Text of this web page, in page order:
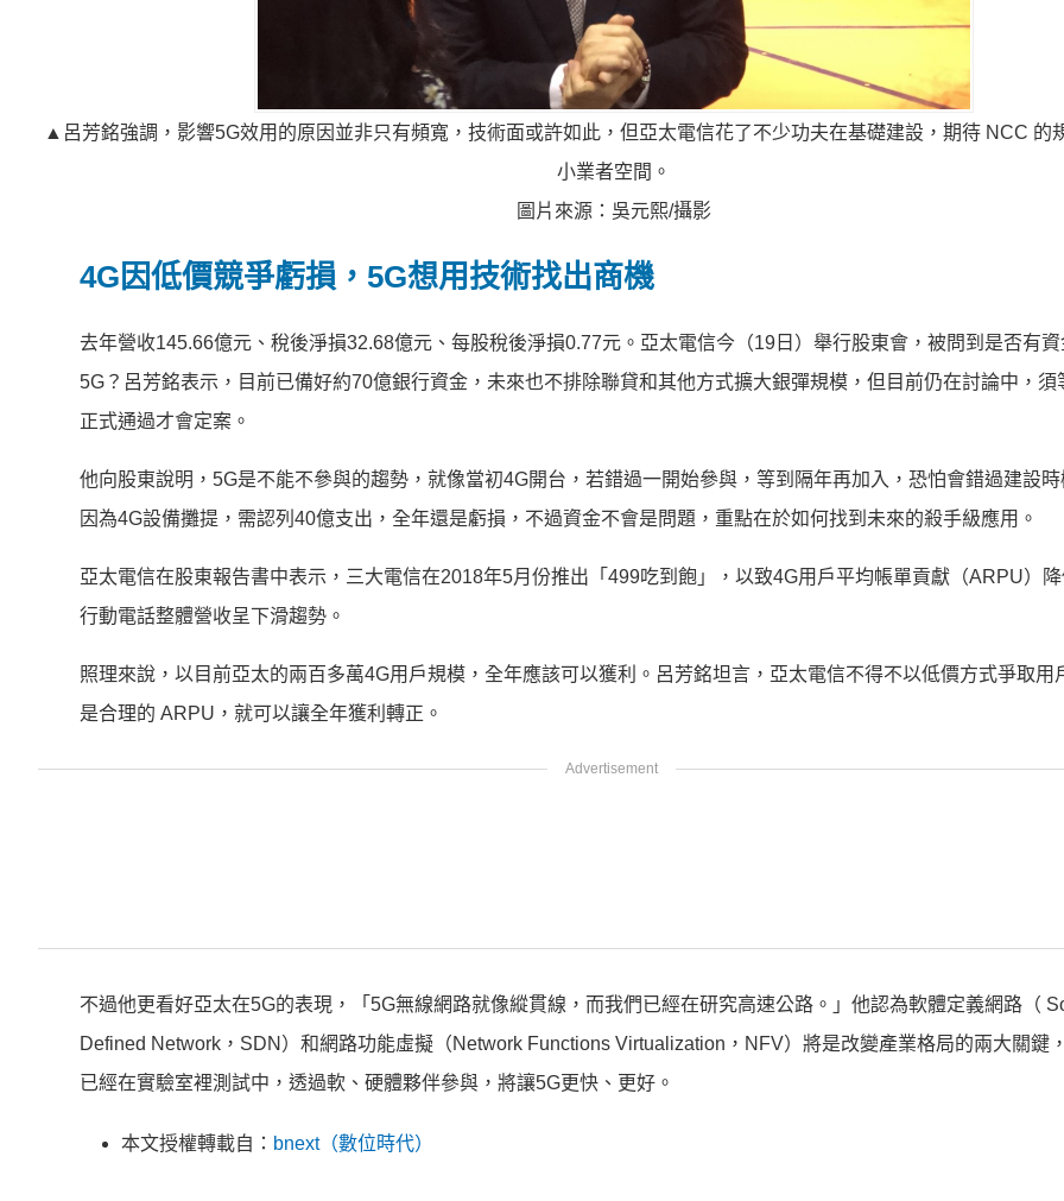
▲呂芳銘強調，影響5G效用的原因並非只有頻寬，技術面或許如此，但亞太電信花了不少功夫在基礎建設，期待 NCC 的
小業者空間。
圖片來源：吳元熙/攝影
4G因低價競爭虧損，5G想用技術找出商機
去年營收145.66億元、稅後淨損32.68億元、每股稅後淨損0.77元。亞太電信今（19日）舉行股東會，被問到是否有
5G？呂芳銘表示，目前已備好約70億銀行資金，未來也不排除聯貸和其他方式擴大銀彈規模，但目前仍在討論中，須
正式通過才會定案。
他向股東說明，5G是不能不參與的趨勢，就像當初4G開台，若錯過一開始參與，等到隔年再加入，恐怕會錯過建設
因為4G設備攤提，需認列40億支出，全年還是虧損，不過資金不會是問題，重點在於如何找到未來的殺手級應用。
亞太電信在股東報告書中表示，三大電信在2018年5月份推出「499吃到飽」，以致4G用戶平均帳單貢獻（ARPU）
行動電話整體營收呈下滑趨勢。
照理來說，以目前亞太的兩百多萬4G用戶規模，全年應該可以獲利。呂芳銘坦言，亞太電信不得不以低價方式爭取用
是合理的 ARPU，就可以讓全年獲利轉正。
不過他更看好亞太在5G的表現，「5G無線網路就像縱貫線，而我們已經在研究高速公路。」他認為軟體定義網路（
Defined Network，SDN）和網路功能虛擬（Network Functions Virtualization，NFV）將是改變產業格局的兩大關鍵
已經在實驗室裡測試中，透過軟、硬體夥伴參與，將讓5G更快、更好。
本文授權轉載自： bnext（數位時代）